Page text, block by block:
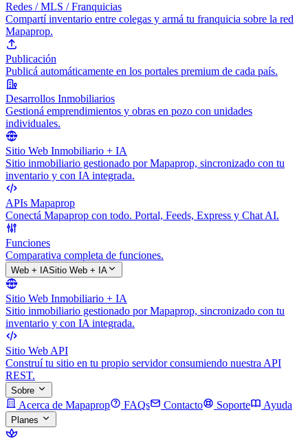
Redes / MLS / Franquicias
Compartí inventario entre colegas y armá tu franquicia sobre la red
Mapaprop.
Publicación
Publicá automáticamente en los portales premium de cada país.
Desarrollos Inmobiliarios
Gestioná emprendimientos y obras en pozo con unidades
individuales.
Sitio Web Inmobiliario + IA
Sitio inmobiliario gestionado por Mapaprop, sincronizado con tu
inventario y con IA integrada.
APIs Mapaprop
Conectá Mapaprop con todo. Portal, Feeds, Express y Chat AI.
Funciones
Comparativa completa de funciones.
Web + IASitio Web + IA
Sitio Web Inmobiliario + IA
Sitio inmobiliario gestionado por Mapaprop, sincronizado con tu
inventario y con IA integrada.
Sitio Web API
Construí tu sitio en tu propio servidor consumiendo nuestra API
REST.
Sobre
Acerca de Mapaprop FAQs Contacto Soporte Ayuda
Planes